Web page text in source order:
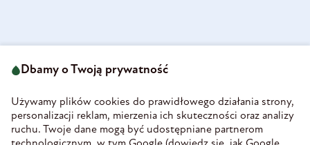
58-160 Świebodzice
REGON 890213034
INFORMACJE
Dbamy o Twoją prywatność
Używamy plików cookies do prawidłowego działania strony,
personalizacji reklam, mierzenia ich skuteczności oraz analizy
ruchu. Twoje dane mogą być udostępniane partnerom